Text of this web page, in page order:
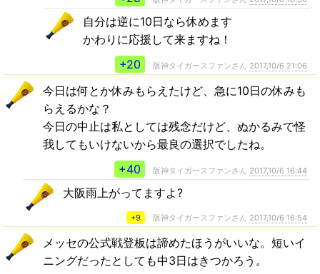
自分は逆に10日なら休めます
かわりに応援して来ますね！
+20
阪神タイガースファンさん 2017,10/6 21:06
今日は何とか休みもらえたけど、急に10日の休みも
らえるかな？
今日の中止は私としては残念だけど、ぬかるみで怪
我してもいけないから最良の選択でしたね。
+40
阪神タイガースファンさん 2017,10/6 16:44
大阪雨上がってますよ?
+9 阪神タイガースファンさん 2017,10/6 16:54
メッセの公式戦登板は諦めたほうがいいな。短いイ
ニングだったとしても中3日はきつかろう。